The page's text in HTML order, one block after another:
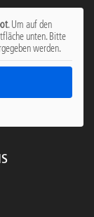
. Um auf den
unten. Bitte
werden.